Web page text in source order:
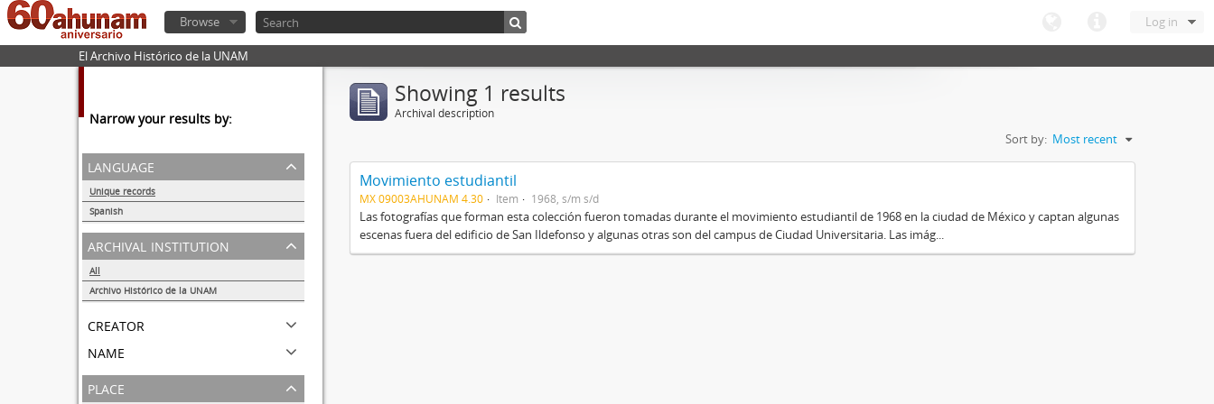
Log in
Browse
El Archivo Histórico de la UNAM
Narrow your results by:
language
Unique records
Spanish
1
archival institution
All
Archivo Histórico de la UNAM
creator
name
place
Showing 1 results
Archival description
Sort by: Most recent
Movimiento estudiantil
MX 09003AHUNAM 4.30 Item 1968, s/m s/d
Las fotografías que forman esta colección fueron tomadas durante el movimiento estudiantil de 1968 en la ciudad de México y captan algunas
escenas fuera del edificio de San Ildefonso y algunas otras son del campus de Ciudad Universitaria. Las imág...